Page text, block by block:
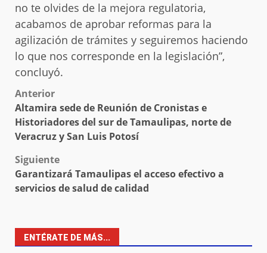
no te olvides de la mejora regulatoria,
acabamos de aprobar reformas para la
agilización de trámites y seguiremos haciendo
lo que nos corresponde en la legislación”,
concluyó.
Post
navigation
Anterior
Altamira sede de Reunión de Cronistas e
Historiadores del sur de Tamaulipas, norte de
Veracruz y San Luis Potosí
Siguiente
Garantizará Tamaulipas el acceso efectivo a
servicios de salud de calidad
ENTÉRATE DE MÁS...